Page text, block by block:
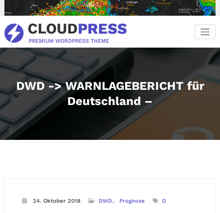
Inhalt
springen
DWD -> WARNLAGEBERICHT für
Deutschland –
24. Oktober 2018 DWD Prognose D